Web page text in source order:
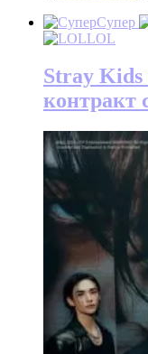
Супер
LOL
Stray Kids
контракт